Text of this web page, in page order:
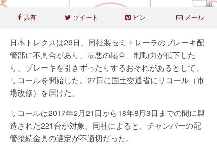
共有 ツイート ピン メール
日本トレクスは28日、同社製セミトレーラのブレーキ配
管部に不具合があり、最悪の場合、制動力が低下した
り、ブレーキを引きずったりするおそれがあるとして、
リコールを開始した。27日に国土交通省にリコール（市
場改修）を届けた。
リコールは2017年2月21日から18年8月3日までの間に製
造された221台が対象。同社によると、チャンバーの配
管接続金具の選定が不適切だった。